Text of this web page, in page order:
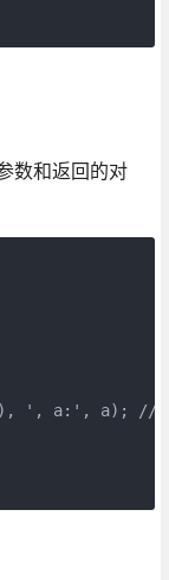
数和返回的对
', a:', a); //